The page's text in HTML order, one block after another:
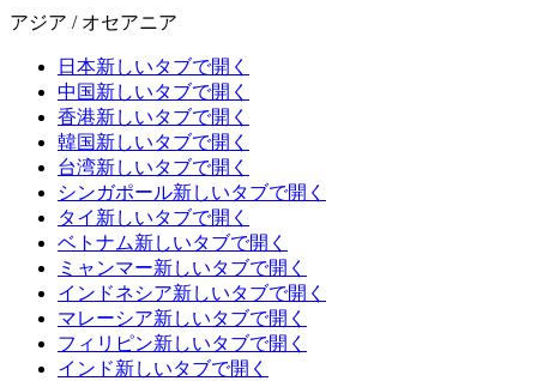
アジア / オセアニア
日本新しいタブで開く
中国新しいタブで開く
香港新しいタブで開く
韓国新しいタブで開く
台湾新しいタブで開く
シンガポール新しいタブで開く
タイ 新しいタブで開く
ベトナム新しいタブで開く
ミャンマー新しいタブで開く
インドネシア新しいタブで開く
マレーシア新しいタブで開く
フィリピン新しいタブで開く
インド新しいタブで開く